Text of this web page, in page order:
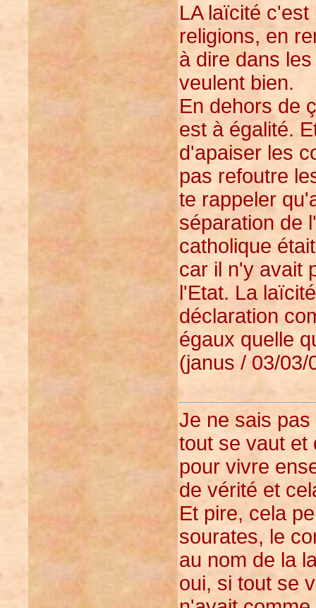
LA laïcité
religions, en
à dire dans
veulent bien.
En dehors de
est à égalité.
d'apaiser les
pas refoutre
te rappeler
séparation de
catholique
car il n'y avait
l'Etat. La
déclaration
égaux quelle
(janus / 03/03/
Je ne sais
tout se vaut et
pour vivre
de vérité et
Et pire, cela
sourates, le
au nom de la
oui, si tout se